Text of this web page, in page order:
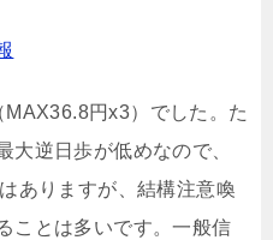
円x3）でした。た
大逆日歩が低めなので、
ありますが、結構注意喚
ことは多いです。一般信